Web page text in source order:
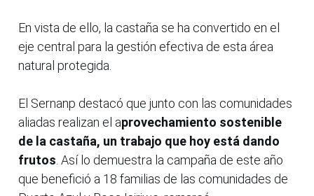
En vista de ello, la castaña se ha convertido en el
eje central para la gestión efectiva de esta área
natural protegida.
El Sernanp destacó que junto con las comunidades
aliadas realizan el aprovechamiento sostenible
de la castaña, un trabajo que hoy está dando
frutos . Así lo demuestra la campaña de este año
que benefició a 18 familias de las comunidades de